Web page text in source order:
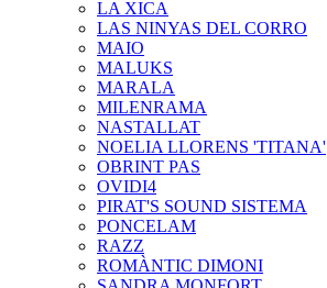
LA XICA
LAS NINYAS DEL CORRO
MAIO
MALUKS
MARALA
MILENRAMA
NASTALLAT
NOELIA LLORENS 'TITANA'
OBRINT PAS
OVIDI4
PIRAT'S SOUND SISTEMA
PONCELAM
RAZZ
ROMÀNTIC DIMONI